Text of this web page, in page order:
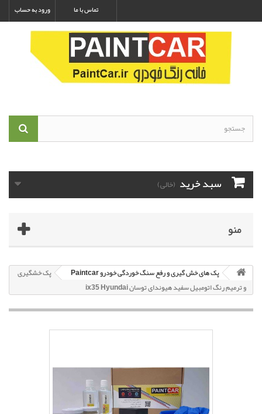
ورود به حساب تماس با ما
سبد خرید (خالی)
منو
پک های خش گیری و رفع سنگ خوردگی خودرو Paintcar
پک خشگیری
و ترمیم رنگ اتومبیل سفید هیوندای توسان ix35 Hyundai